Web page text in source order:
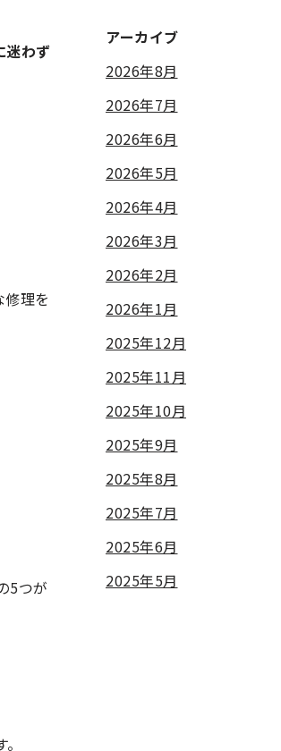
迷わず
理を
5つが
アーカイブ
2026年8月
2026年7月
2026年6月
2026年5月
2026年4月
2026年3月
2026年2月
2026年1月
2025年12月
2025年11月
2025年10月
2025年9月
2025年8月
2025年7月
2025年6月
2025年5月